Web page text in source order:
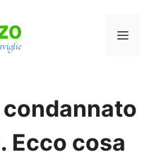
Menu
Ecco cosa